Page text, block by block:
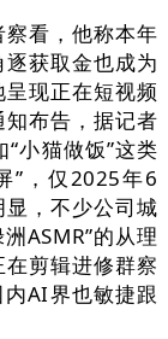
看，他称本年
获取金也成为
现正在短视频
布告，据记者
小猫做饭”这类
”，仅2025年6
，不少公司城
ASMR”的从理
剪辑进修群察
AI界也敏捷跟